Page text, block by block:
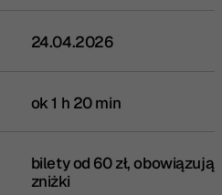
24.04.2026
ok 1 h 20 min
bilety od 60 zł, obowiązują
zniżki